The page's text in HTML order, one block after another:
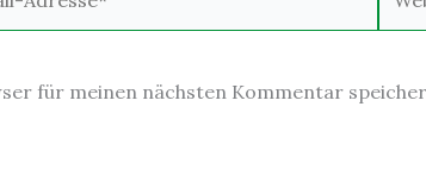
für meinen nächsten Kommentar